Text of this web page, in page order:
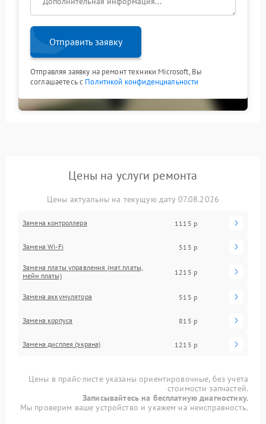
Отправить заявку
Отправляя заявку на ремонт техники Microsoft, Вы
соглашаетесь с Политикой конфиденциальности
Цены на услуги ремонта
Цены актуальны на текущую дату 07.08.2026
Замена контроллера 1115 р
Замена Wi-Fi 515 р
Замена платы управления (мат.платы,
мейн платы)
1215 р
Замена аккумулятора 515 р
Замена корпуса 815 р
Замена дисплея (экрана) 1215 р
Цены в прайс-листе указаны ориентировочные, без учета
стоимости запчастей.
Записывайтесь на бесплатную диагностику.
Мы проверим ваше устройство и укажем на неисправность.